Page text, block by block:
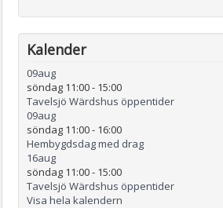
Kalender
09aug
söndag 11:00- 15:00
Tavelsjö Wärdshus öppentider
09aug
söndag 11:00- 16:00
Hembygdsdag med drag
16aug
söndag 11:00- 15:00
Tavelsjö Wärdshus öppentider
Visa hela kalendern